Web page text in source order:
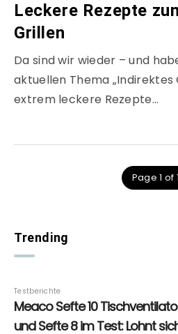
Leckere Rezepte
Grillen
Da sind wir wieder – und
aktuellen Thema „Indirektes
extrem leckere Rezepte…
Page 1 of 1
Trending